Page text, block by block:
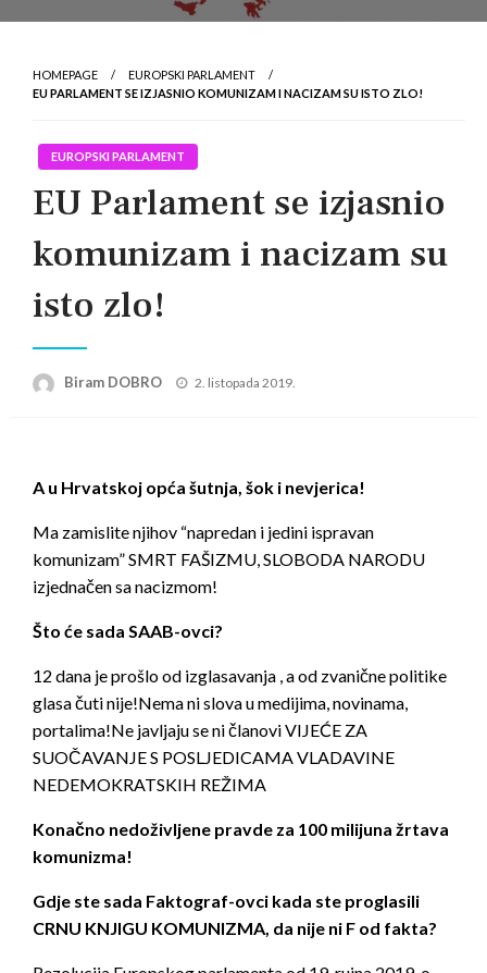
HOMEPAGE
EUROPSKI PARLAMENT
EU PARLAMENT SE IZJASNIO KOMUNIZAM I NACIZAM SU ISTO ZLO!
EUROPSKI PARLAMENT
EU Parlament se izjasnio
komunizam i nacizam su
isto zlo!
Biram DOBRO
Posted
2. listopada 2019.
A u Hrvatskoj opća šutnja, šok i nevjerica!
Ma zamislite njihov “napredan i jedini ispravan
komunizam” SMRT FAŠIZMU, SLOBODA NARODU
izjednačen sa nacizmom!
Što će sada SAAB-ovci?
12 dana je prošlo od izglasavanja , a od zvanične politike
glasa čuti nije!Nema ni slova u medijima, novinama,
portalima!Ne javljaju se ni članovi VIJEĆE ZA
SUOČAVANJE S POSLJEDICAMA VLADAVINE
NEDEMOKRATSKIH REŽIMA
Konačno nedoživljene pravde za 100 milijuna žrtava
komunizma!
Gdje ste sada Faktograf-ovci kada ste proglasili
CRNU KNJIGU KOMUNIZMA, da nije ni F od fakta?